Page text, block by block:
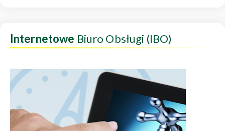
Internetowe Biuro Obsługi (IBO)